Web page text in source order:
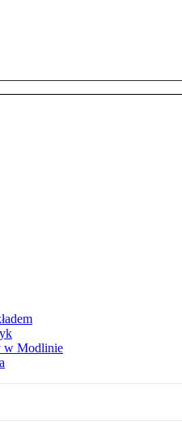
w Modlinie